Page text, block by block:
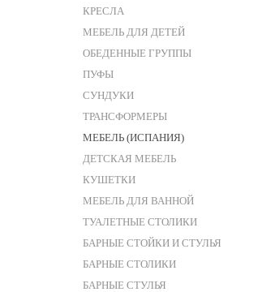
КРЕСЛА
МЕБЕЛЬ ДЛЯ ДЕТЕЙ
ОБЕДЕННЫЕ ГРУППЫ
ПУФЫ
СУНДУКИ
ТРАНСФОРМЕРЫ
МЕБЕЛЬ (ИСПАНИЯ)
ДЕТСКАЯ МЕБЕЛЬ
КУШЕТКИ
МЕБЕЛЬ ДЛЯ ВАННОЙ
ТУАЛЕТНЫЕ СТОЛИКИ
БАРНЫЕ СТОЙКИ И СТУЛЬЯ
БАРНЫЕ СТОЛИКИ
БАРНЫЕ СТУЛЬЯ